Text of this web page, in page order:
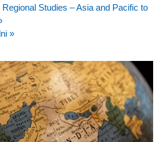
Studies – Asia and Pacific to
»